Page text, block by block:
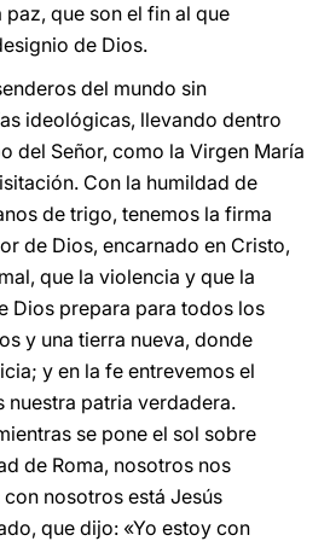
que son el fin al que
de Dios.
del mundo sin
ideológicas, llevando dentro
del Señor, como la Virgen María
Con la humildad de
de trigo, tenemos la firma
de Dios, encarnado en Cristo,
que la violencia y que la
Dios prepara para todos los
y una tierra nueva, donde
y en la fe entrevemos el
nuestra patria verdadera.
se pone el sol sobre
de Roma, nosotros nos
nosotros está Jesús
que dijo: «Yo estoy con